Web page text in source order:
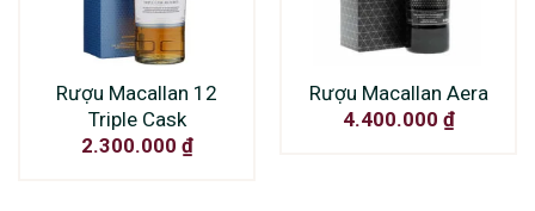
Rượu Macallan 12
Triple Cask
2.300.000 ₫
Rượu Macallan Aera
4.400.000 ₫